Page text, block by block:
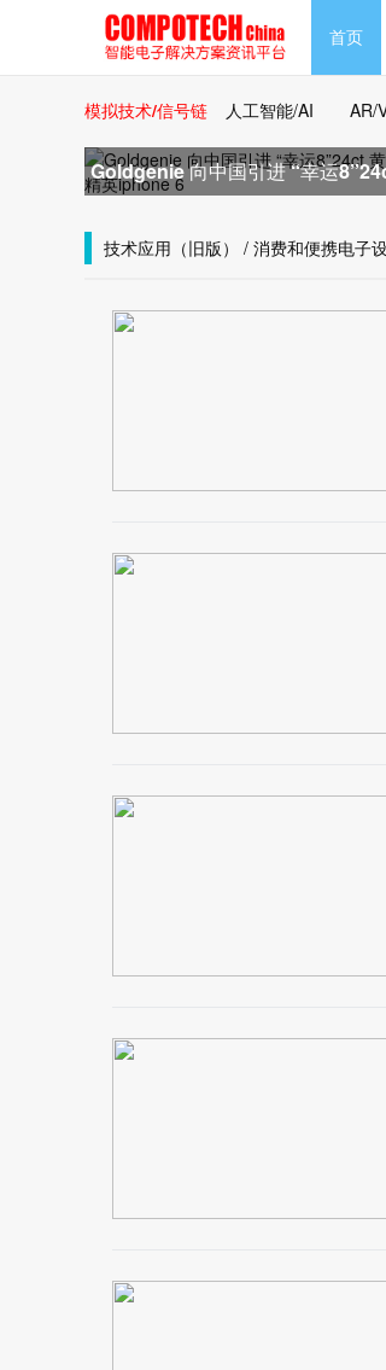
首页
模拟技术/信号链 人工智能/AI AR/
Goldgenie 向中国引进 “幸运
技术应用（旧版） / 消费和便携电子